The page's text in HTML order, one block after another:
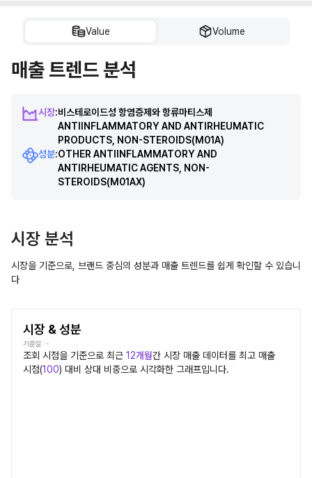
Value Volume
매출 트렌드 분석
시장:비스테로이드성 항염증제와 항류마티스제
ANTIINFLAMMATORY AND ANTIRHEUMATIC
PRODUCTS, NON-STEROIDS(M01A)
성분:OTHER ANTIINFLAMMATORY AND
ANTIRHEUMATIC AGENTS, NON-
STEROIDS(M01AX)
시장 분석
시장을 기준으로, 브랜드 중심의 성분과 매출 트렌드를 쉽게 확인할 수 있습니
다
시장 & 성분
기준일: -
조회 시점을 기준으로 최근 12개월간 시장 매출 데이터를 최고 매출
시점(100) 대비 상대 비중으로 시각화한 그래프입니다.